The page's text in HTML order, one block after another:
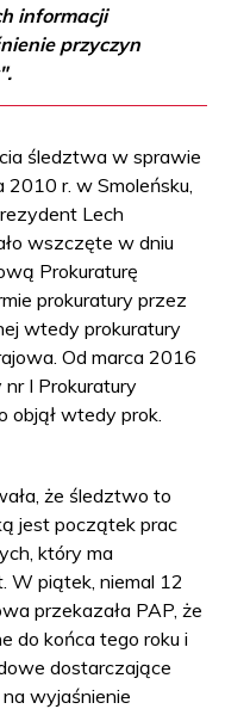
informacji
przyczyn
śledztwa w sprawie
r. w Smoleńsku,
Lech
wszczęte w dniu
Prokuraturę
prokuratury przez
wtedy prokuratury
Od marca 2016
nr I Prokuratury
objął wtedy prok.
że śledztwo to
jest początek prac
który ma
W piątek, niemal 12
przekazała PAP, że
do końca tego roku i
dostarczające
wyjaśnienie